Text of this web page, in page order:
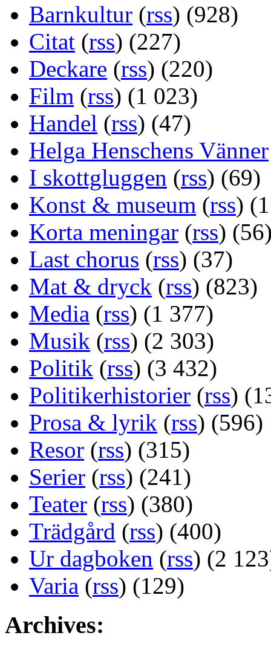
Barnkultur (rss) (928)
Citat (rss) (227)
Deckare (rss) (220)
Film (rss) (1 023)
Handel (rss) (47)
Helga Henschens Vänner
I skottgluggen (rss) (69)
Konst & museum (rss)
Korta meningar (rss)
Last chorus (rss) (37)
Mat & dryck (rss) (823)
Media (rss) (1 377)
Musik (rss) (2 303)
Politik (rss) (3 432)
Politikerhistorier (rss)
Prosa & lyrik (rss) (596)
Resor (rss) (315)
Serier (rss) (241)
Teater (rss) (380)
Trädgård (rss) (400)
Ur dagboken (rss) (2
Varia (rss) (129)
Archives: